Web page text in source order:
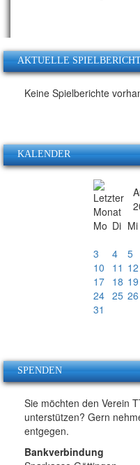
AKTUELLE
Keine Spielberichte
KALENDER
Mo Di Mi
3
4 5
10
11 12
17 18 19
24 25 26
31
SPENDEN
Sie möchten den Verein
unterstützen? Gern
entgegen.
Bankverbindung